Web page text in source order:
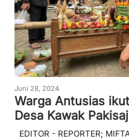
Juni 28, 2024
Warga Antusias
Desa Kawak
EDITOR - REPORTER;